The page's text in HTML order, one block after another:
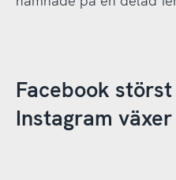
Facebook
Instagram